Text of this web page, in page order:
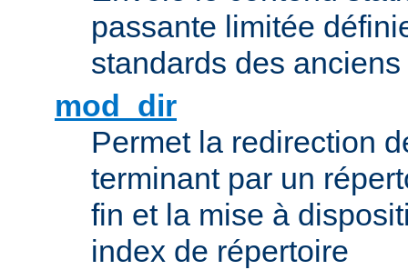
passante limitée
standards des
mod_dir
Permet la redirection
terminant par un
fin et la mise à
index de répertoire